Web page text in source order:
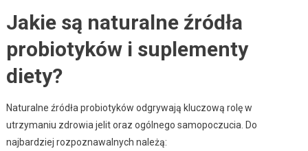
Jakie są naturalne źródła
probiotyków i suplementy
diety?
Naturalne źródła probiotyków odgrywają kluczową rolę w
utrzymaniu zdrowia jelit oraz ogólnego samopoczucia. Do
najbardziej rozpoznawalnych należą: